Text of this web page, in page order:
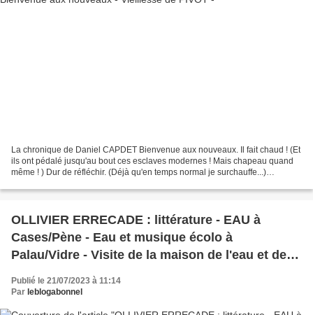
La chronique de Daniel CAPDET Bienvenue aux nouveaux. Il fait chaud ! (Et
ils ont pédalé jusqu'au bout ces esclaves modernes ! Mais chapeau quand
même ! ) Dur de réfléchir. (Déjà qu'en temps normal je surchauffe...)
OLLIVIER ERRECADE : littérature - EAU à
Cases/Pène - Eau et musique écolo à
Palau/Vidre - Visite de la maison de l'eau et de la
Méditerranée, chaque vendredi -
Publié le 21/07/2023 à 11:14
Par leblogabonnel